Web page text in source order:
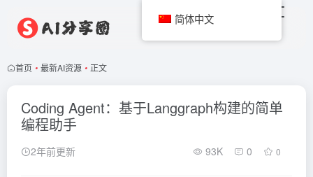
首页 • 最新AI资源 • 正文
Coding Agent：基于Langgraph构建的简单
编程助手
2年前更新 93K 0 0
简体中文